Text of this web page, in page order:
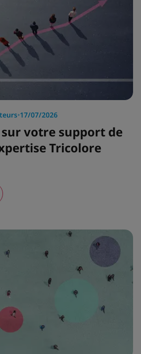
•17/07/2026
votre support de
Tricolore